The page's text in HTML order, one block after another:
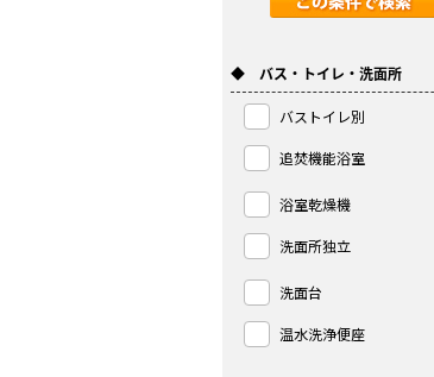
◆ バス・トイレ・洗面所
バストイレ別
追焚機能浴室
浴室乾燥機
洗面所独立
洗面台
温水洗浄便座